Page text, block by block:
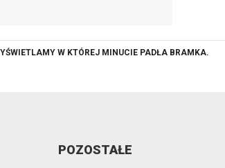
W KTÓREJ MINUCIE PADŁA BRAMKA.
POZOSTAŁE